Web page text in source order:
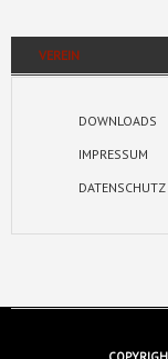
VEREIN
DOWNLOADS
IMPRESSUM
DATENSCHUTZ